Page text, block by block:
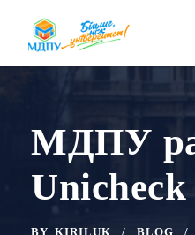
МДПУ
BY KIRILUK BLOG